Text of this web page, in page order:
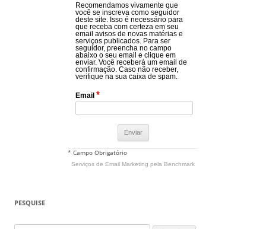
Recomendamos vivamente que
você se inscreva como seguidor
deste site. Isso é necessário para
que receba com certeza em seu
email avisos de novas matérias e
serviços publicados. Para ser
seguidor, preencha no campo
abaixo o seu email e clique em
enviar. Você receberá um email de
confirmação. Caso não receber,
verifique na sua caixa de spam.
Email *
* Campo Obrigatório
Serviços de Email Marketing pela Benchmark
PESQUISE